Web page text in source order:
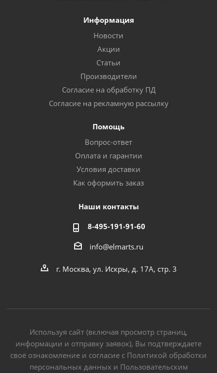
Информация
Новости
Акции
Статьи
Производители
Согласие на обработку ПД
Согласие на рекламную рассылку
Помощь
Вопрос-ответ
Оплата и гарантии
Условия доставки
Как оформить заказ
Наши контакты
8-495-191-91-60
info@elmarts.ru
г. Москва, ул. Искры, д. 17А, стр. 3
Используя сайт (включая просмотр страниц,
информации и отправку заявок), Вы подтверждаете
своё ознакомление и согласие с Политикой обработки
персональных данных и Пользовательским